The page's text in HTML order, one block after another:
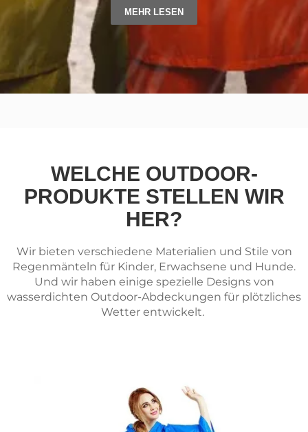
MEHR LESEN
WELCHE OUTDOOR-
PRODUKTE STELLEN WIR
HER?
Wir bieten verschiedene Materialien und Stile von
Regenmänteln für Kinder, Erwachsene und Hunde.
Und wir haben einige spezielle Designs von
wasserdichten Outdoor-Abdeckungen für plötzliches
Wetter entwickelt.